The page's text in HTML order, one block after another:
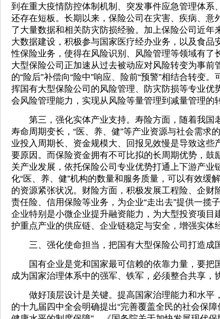
到在重大疫情防控体制机制、突发事件应急管理体系
还存在短板。长期以来，保险公司在灾害、疾病、意
了大量数据和相关防灾防损经验。加上保险公司近年
大数据建设，积极参与国家医疗经办业务，以及食品
性保险业务，使得在风险识别、风险管理等领域有了
大型保险公司正加速从过去被动应对风险转变为事前
的“险后”补偿向“险中”响应、险前“预警”相结合转变
挥国有大型保险公司的风险管理、防灾防损等专业优
会风险管理能力，实现从风险等量管理到减量管理的
第三，强化实体产业支持。寿险方面，随着我国
寿命周期变长，“医、养、健”等产业资源与社会需求
业投入周期长、资金规模大、回报见效慢是导致这些
要原因。而保险资金拥有不可比拟的长周期优势，鼓
关产业发展，依托保险公司专业优势打通上下游产业
化“医、养、健”机构的数量和服务质量，可以有效缓
的资源紧张状况。财险方面，积极发展工程险、企财
责任险、信用保险等业务，为企业“走出去”提供一揽
企业特别是小微企业提升融资能力，为大型投资项目
护重点产业的供应链、企业链稳定与安全，增强实体
三、强化使命担当，把国有大型保险公司打造成
国有企业是党和国家最可信赖的依靠力量，要把
成为国家治理体系中的强军、铁军，必须整合共享，
做好顶层设计是关键。提高国家治理能力和水平
的十九届四中全会明确提出“完善覆盖全民的社会保